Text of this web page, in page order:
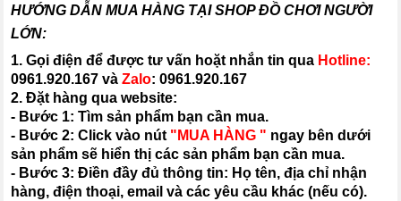
HƯỚNG DẪN MUA HÀNG TẠI SHOP ĐỒ CHƠI NGƯỜI
LỚN:
1. Gọi điện để được tư vấn hoặt nhắn tin qua Hotline:
0961.920.167 vàZalo:0961.920.167
2. Đặt hàng qua website:
- Bước 1: Tìm sản phẩm bạn cần mua.
- Bước 2: Click vào nút "MUA HÀNG " ngay bên dưới
sản phẩm sẽ hiển thị các sản phẩm bạn cần mua.
- Bước 3: Điền đầy đủ thông tin: Họ tên, địa chỉ nhận
hàng, điện thoại, email và các yêu cầu khác (nếu có).